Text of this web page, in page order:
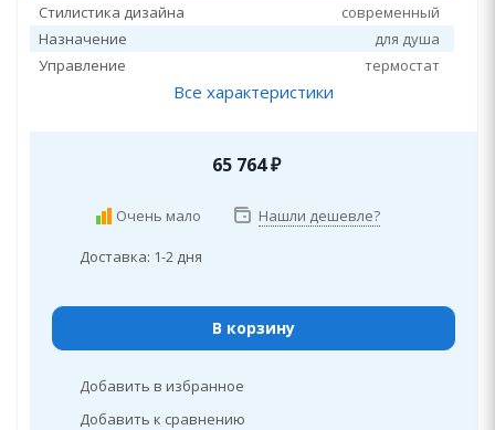
Стилистика дизайна
современный
Назначение
для душа
Управление
термостат
Все характеристики
65 764₽
Очень мало Нашли дешевле?
Доставка: 1-2 дня
В корзину
Добавить в избранное
Добавить к сравнению